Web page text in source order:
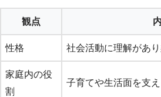
観点
性格 社会活動に理解があ
家庭内の役
割
子育てや生活面を支